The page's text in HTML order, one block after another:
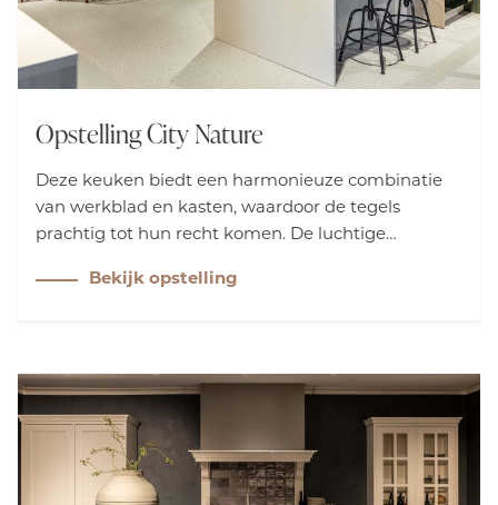
Opstelling City Nature
Deze keuken biedt een harmonieuze combinatie
van werkblad en kasten, waardoor de tegels
prachtig tot hun recht komen. De luchtige
het minimalistische ontwerp de ruimte opent en
Bekijk opstelling